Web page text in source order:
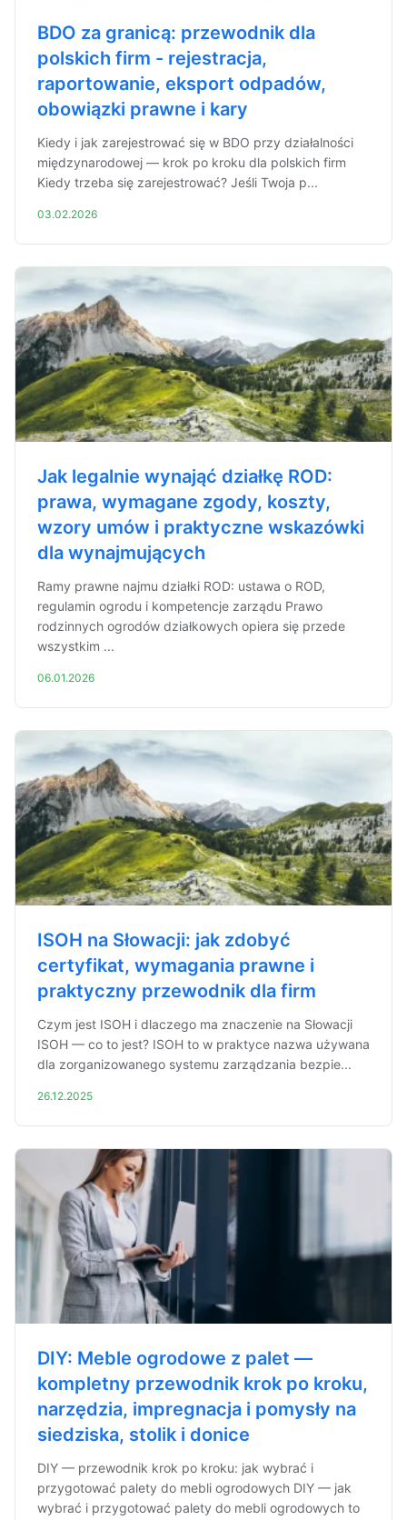
BDO za granicą: przewodnik dla
polskich firm - rejestracja,
raportowanie, eksport odpadów,
obowiązki prawne i kary
Kiedy i jak zarejestrować się w BDO przy działalności
międzynarodowej — krok po kroku dla polskich firm
Kiedy trzeba się zarejestrować? Jeśli Twoja p...
03.02.2026
Jak legalnie wynająć działkę ROD:
prawa, wymagane zgody, koszty,
wzory umów i praktyczne wskazówki
dla wynajmujących
Ramy prawne najmu działki ROD: ustawa o ROD,
regulamin ogrodu i kompetencje zarządu Prawo
rodzinnych ogrodów działkowych opiera się przede
wszystkim ...
06.01.2026
ISOH na Słowacji: jak zdobyć
certyfikat, wymagania prawne i
praktyczny przewodnik dla firm
Czym jest ISOH i dlaczego ma znaczenie na Słowacji
ISOH — co to jest? ISOH to w praktyce nazwa używana
dla zorganizowanego systemu zarządzania bezpie...
26.12.2025
DIY: Meble ogrodowe z palet —
kompletny przewodnik krok po kroku,
narzędzia, impregnacja i pomysły na
siedziska, stolik i donice
DIY — przewodnik krok po kroku: jak wybrać i
przygotować palety do mebli ogrodowych DIY — jak
wybrać i przygotować palety do mebli ogrodowych to